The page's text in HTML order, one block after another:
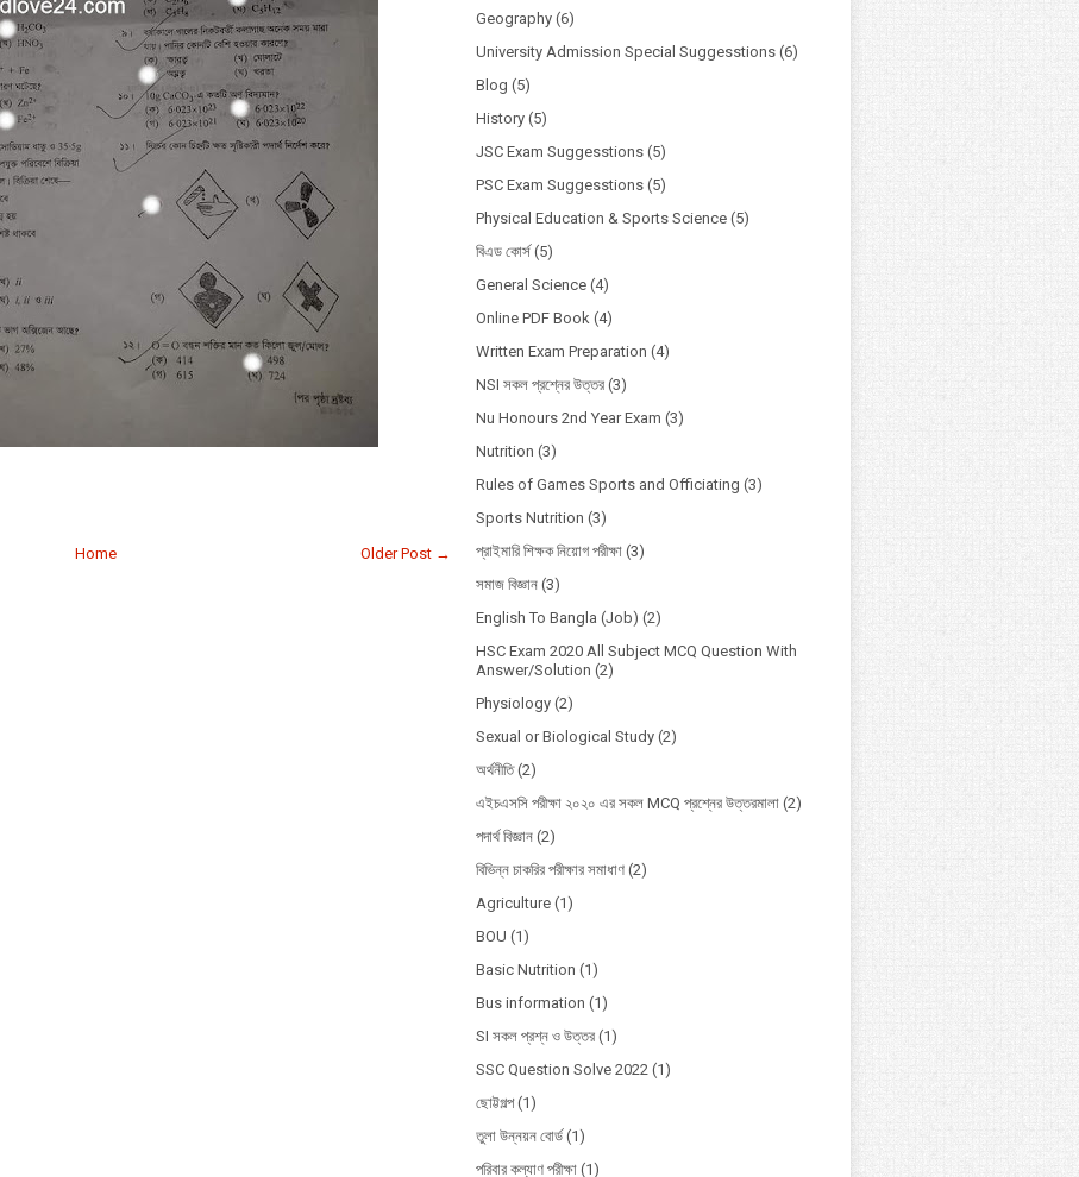
Older Post →
Home
Geography (6)
University Admission Special Suggesstions (6)
Blog (5)
History (5)
JSC Exam Suggesstions (5)
PSC Exam Suggesstions (5)
Physical Education & Sports Science (5)
বিএড কোর্স (5)
General Science (4)
Online PDF Book (4)
Written Exam Preparation (4)
NSI সকল প্রশ্নের উত্তর (3)
Nu Honours 2nd Year Exam (3)
Nutrition (3)
Rules of Games Sports and Officiating (3)
Sports Nutrition (3)
প্রাইমারি শিক্ষক নিয়োগ পরীক্ষা (3)
সমাজ বিজ্ঞান (3)
English To Bangla (Job) (2)
HSC Exam 2020 All Subject MCQ Question With
Answer/Solution (2)
Physiology (2)
Sexual or Biological Study (2)
অর্থনীতি (2)
এইচএসসি পরীক্ষা ২০২০ এর সকল MCQ প্রশ্নের উত্তরমালা (2)
পদার্থ বিজ্ঞান (2)
বিভিন্ন চাকরির পরীক্ষার সমাধাণ (2)
Agriculture (1)
BOU (1)
Basic Nutrition (1)
Bus information (1)
SI সকল প্রশ্ন ও উত্তর (1)
SSC Question Solve 2022 (1)
ছোট্টগল্প (1)
তুলা উন্নয়ন বোর্ড (1)
পরিবার কল্যাণ পরীক্ষা (1)